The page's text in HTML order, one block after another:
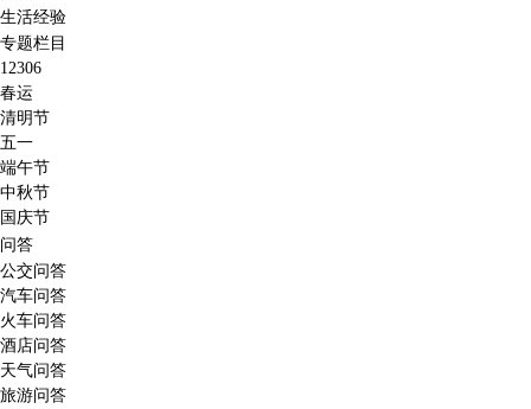
生活经验
专题栏目
12306
春运
清明节
五一
端午节
中秋节
国庆节
问答
公交问答
汽车问答
火车问答
酒店问答
天气问答
旅游问答